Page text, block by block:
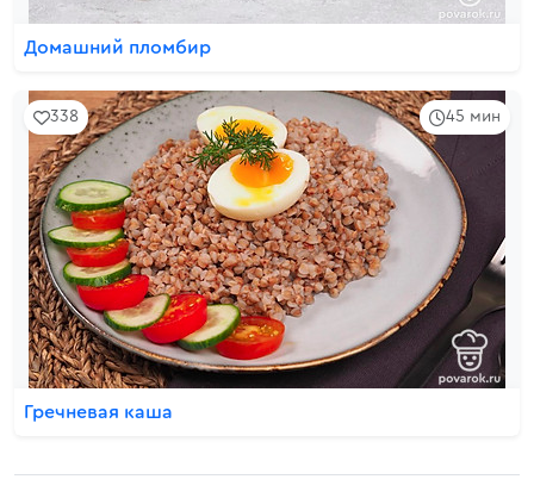
Домашний пломбир
45 мин
338
Гречневая каша